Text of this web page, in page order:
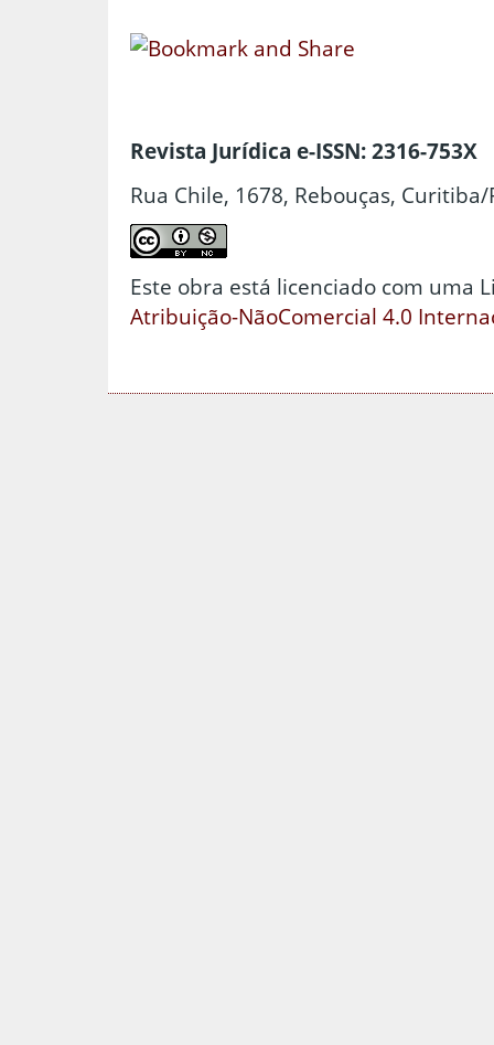
Revista Jurídica e-ISSN: 2316-753X
Rua Chile, 1678, Rebouças, Curitiba/
Este obra está licenciado com uma
Atribuição-NãoComercial 4.0